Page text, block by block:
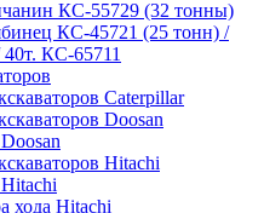
КС-55729 (32 тонны)
КС-45721 (25 тонн) /
КС-65711
Caterpillar
Doosan
Hitachi
хода Hitachi